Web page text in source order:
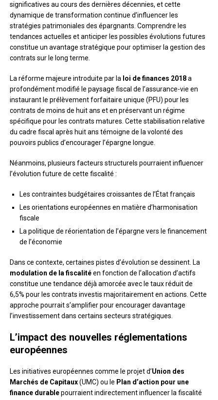
significatives au cours des dernières décennies, et cette
dynamique de transformation continue d’influencer les
stratégies patrimoniales des épargnants. Comprendre les
tendances actuelles et anticiper les possibles évolutions futures
constitue un avantage stratégique pour optimiser la gestion des
contrats sur le long terme.
La réforme majeure introduite par la loi de finances 2018a
profondément modifié le paysage fiscal de l’assurance-vie en
instaurant le prélèvement forfaitaire unique (PFU) pour les
contrats de moins de huit ans et en préservant un régime
spécifique pour les contrats matures. Cette stabilisation relative
du cadre fiscal après huit ans témoigne de la volonté des
pouvoirs publics d’encourager l’épargne longue.
Néanmoins, plusieurs facteurs structurels pourraient influencer
l’évolution future de cette fiscalité :
Les contraintes budgétaires croissantes de l’État français
Les orientations européennes en matière d’harmonisation
fiscale
La politique de réorientation de l’épargne vers le financement
de l’économie
Dans ce contexte, certaines pistes d’évolution se dessinent. La
modulation de la fiscalitéen fonction de l’allocation d’actifs
constitue une tendance déjà amorcée avec le taux réduit de
6,5% pour les contrats investis majoritairement en actions. Cette
approche pourrait s’amplifier pour encourager davantage
l’investissement dans certains secteurs stratégiques.
L’impact des nouvelles réglementations
européennes
Les initiatives européennes comme le projet d’Union des
Marchés de Capitaux(UMC) ou le Plan d’action pour une
finance durablepourraient indirectement influencer la fiscalité